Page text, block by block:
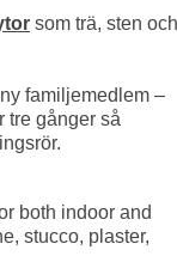
som trä, sten och
familjemedlem –
tre gånger så
both indoor and
stucco, plaster,